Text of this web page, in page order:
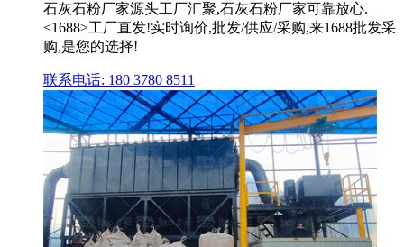
石灰石粉厂家源头工厂汇聚,石灰石粉厂家可靠放心.
<1688>工厂直发!实时询价,批发/供应/采购,来1688批发采
购,是您的选择!
联系电话: 180 3780 8511